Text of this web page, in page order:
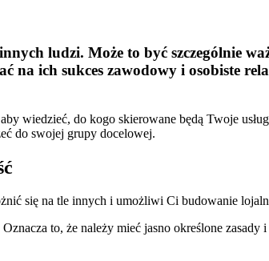
ludzi. Może to być szczególnie
na ich sukces zawodowy i osobiste
wiedzieć, do kogo skierowane będą Twoje
do swojej grupy docelowej.
się na tle innych i umożliwi Ci budowanie
to, że należy mieć jasno określone zasady